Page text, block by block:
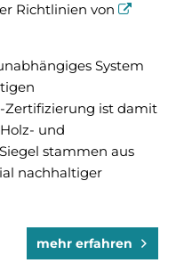
Richtlinien von
System
Zertifizierung ist damit
und
stammen aus
nachhaltiger
mehr erfahren